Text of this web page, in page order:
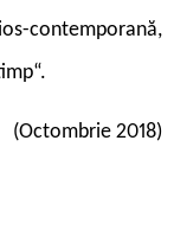
contemporană,
(Octombrie 2018)